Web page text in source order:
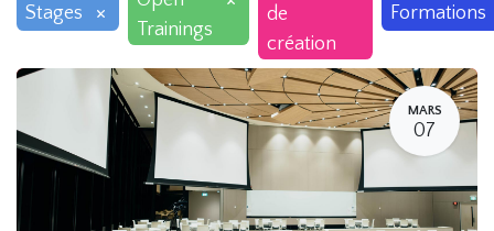
Stages ×
Trainings
de
création
Formations
MARS
07